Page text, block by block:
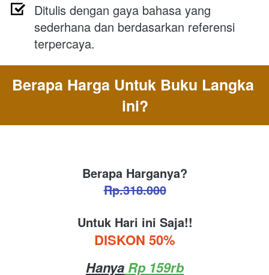
Ditulis dengan gaya bahasa yang
sederhana dan berdasarkan referensi
terpercaya.
Berapa Harga Untuk Buku Langka
ini?
Berapa Harganya?
Rp.318.000
Untuk Hari ini Saja!!
DISKON 50%
Hanya Rp 159rb